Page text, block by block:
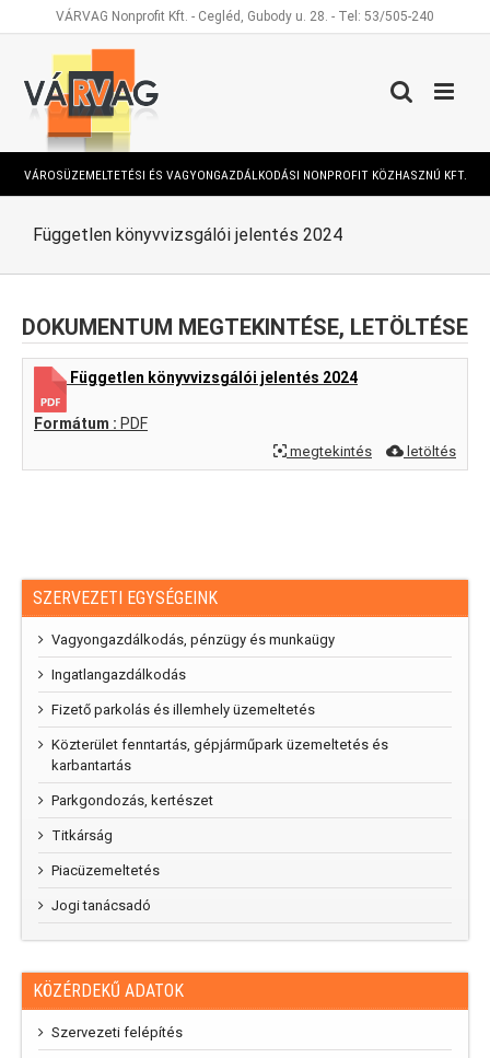
KihagyásVÁRVAG Nonprofit Kft. - Cegléd, Gubody u. 28. - Tel: 53/505-240
VÁROSÜZEMELTETÉSI ÉS VAGYONGAZDÁLKODÁSI NONPROFIT KÖZHASZNÚ KFT.
Független könyvvizsgálói jelentés 2024
DOKUMENTUM MEGTEKINTÉSE, LETÖLTÉSE
Független könyvvizsgálói jelentés 2024
Formátum : PDF
megtekintés letöltés
SZERVEZETI EGYSÉGEINK
Vagyongazdálkodás, pénzügy és munkaügy
Ingatlangazdálkodás
Fizető parkolás és illemhely üzemeltetés
Közterület fenntartás, gépjárműpark üzemeltetés és
karbantartás
Parkgondozás, kertészet
Titkárság
Piacüzemeltetés
Jogi tanácsadó
KÖZÉRDEKŰ ADATOK
Szervezeti felépítés